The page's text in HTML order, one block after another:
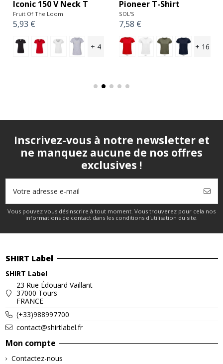
Iconic 150 V Neck T
Fruit Of The Loom
5,93 €
+ 4
Pioneer T-Shirt
SOL'S
7,58 €
+ 16
Inscrivez-vous à notre newsletter et
ne manquez aucune de nos offres
exclusives !
Vous pouvez vous désinscrire à tout moment. Vous trouverez pour cela nos
informations de contact dans les conditions d'utilisation du site.
SHIRT Label
SHIRT Label
23 Rue Édouard Vaillant
37000 Tours
FRANCE
(+33)988997700
contact@shirtlabel.fr
Mon compte
Contactez-nous